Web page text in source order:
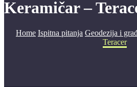
Keramičar –
Home Ispitna pitanja Geodezija i
Teracer